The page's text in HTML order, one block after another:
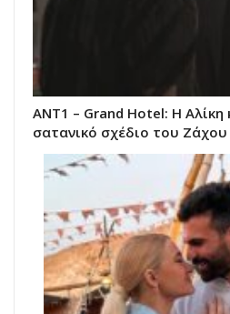
ΑΝΤ1 – Grand Hotel: Η Αλίκη
σατανικό σχέδιο του Ζάχου